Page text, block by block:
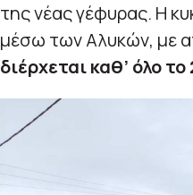
της νέας γέφυρας. Η
μέσω των Αλυκών, με
διέρχεται καθ’ όλο